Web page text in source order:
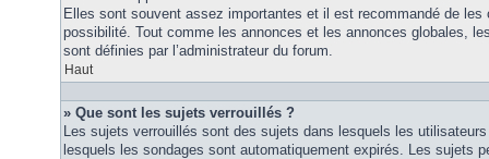
Elles sont souvent assez importantes et il est recommandé de
possibilité. Tout comme les annonces et les annonces globales,
sont définies par l’administrateur du forum.
Haut
» Que sont les sujets verrouillés ?
Les sujets verrouillés sont des sujets dans lesquels les
lesquels les sondages sont automatiquement expirés. Les sujets